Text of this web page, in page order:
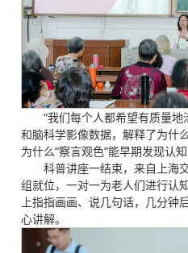
“我们每个人都希望有质量
和脑科学影像数据，解释了为什
为什么“察言观色”能早期发现认知
科普讲座一结束，来自上海
组就位，一对一为老人们进行认
上指指画画、说几句话，几分钟
心讲解。